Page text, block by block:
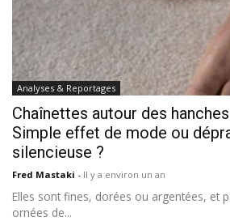
Analyses & Reportages
Chaînettes autour des
Simple effet de mode ou
silencieuse ?
Fred Mastaki - Il y a environ un an
Elles sont fines, dorées ou argentées, et
ornées de...